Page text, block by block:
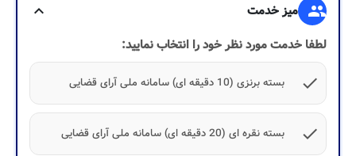
group میز خدمت
expand_more
لطفا خدمت مورد نظر خود را انتخاب نمایید:
check
بسته برنزی (10 دقیقه ای) سامانه ملی آرای قضایی
check بسته نقره ای (20 دقیقه ای) سامانه ملی آرای قضایی